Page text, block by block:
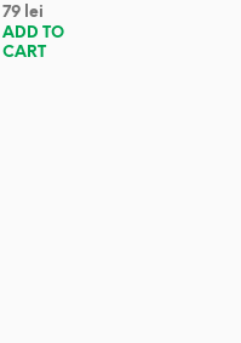
79 lei
ADD TO
CART